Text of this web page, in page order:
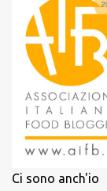
Ci sono anch'io